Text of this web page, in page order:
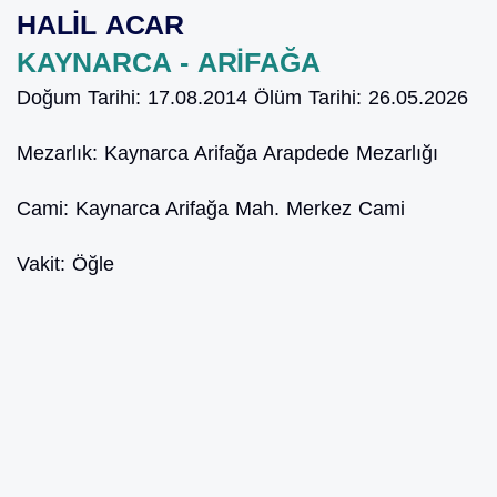
HALİL ACAR
KAYNARCA - ARİFAĞA
Doğum Tarihi: 17.08.2014 Ölüm Tarihi: 26.05.2026
Mezarlık: Kaynarca Arifağa Arapdede Mezarlığı
Cami: Kaynarca Arifağa Mah. Merkez Cami
Vakit: Öğle